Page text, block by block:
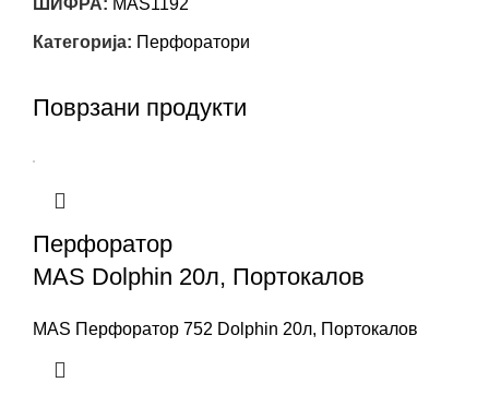
ШИФРА: MAS1192
Категорија: Перфоратори
Поврзани продукти
Перфоратор
MAS Dolphin 20л, Портокалов
MAS Перфоратор 752 Dolphin 20л, Портокалов